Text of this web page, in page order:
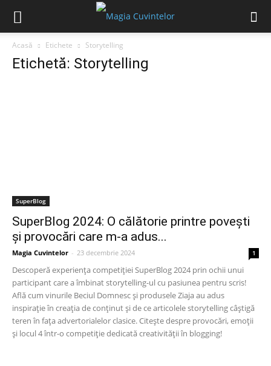
Acasă Etichete Storytelling
Etichetă: Storytelling
SuperBlog
SuperBlog 2024: O călătorie printre povești
și provocări care m-a adus...
Magia Cuvintelor - 23 decembrie 2024 1
Descoperă experiența competiției SuperBlog 2024 prin ochii unui
participant care a îmbinat storytelling-ul cu pasiunea pentru scris!
Află cum vinurile Beciul Domnesc și produsele Ziaja au adus
inspirație în creația de conținut și de ce articolele storytelling câștigă
teren în fața advertorialelor clasice. Citește despre provocări, emoții
și locul 4 într-o competiție dedicată creativității în blogging!